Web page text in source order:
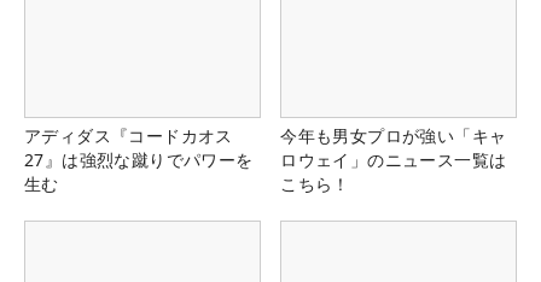
アディダス『コードカオス
27』は強烈な蹴りでパワーを
生む
今年も男女プロが強い「キャ
ロウェイ」のニュース一覧は
こちら！